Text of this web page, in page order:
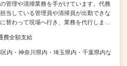
管理や清掃業務を手がけています。代務
当している管理員や清掃員が出勤できな
替わって現場へ行き、業務を代行しま…
費全額支給
内・神奈川県内・埼玉県内・千葉県内な